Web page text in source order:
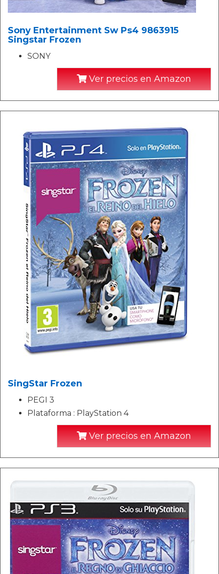
Sony Entertainment Sw Ps4 9863915
Singstar Frozen
SONY
Ver precios en Amazon
SingStar Frozen
PEGI 3
Plataforma : PlayStation 4
Ver precios en Amazon